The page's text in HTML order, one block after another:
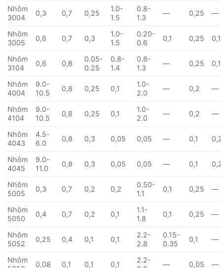
Nhôm
3004
0,3 0,7 0,25
1.0-
1.5
0.8-
1.3
— 0,25 —
Nhôm
3005
0,6 0,7 0,3
1.0-
1.5
0.20-
0.6
0,1 0,25 0,1
Nhôm
3104
0,6 0,8
0.05-
0.25
0.8-
1.4
0.8-
1.3
— 0,25 0,1
Nhôm
4004
9.0-
10.5
0,8 0,25 0,1
1.0-
2.0
— 0,2 —
Nhôm
4104
9.0-
10.5
0,8 0,25 0,1
1.0-
2.0
— 0,2 —
Nhôm
4043
4.5-
6.0
0,8 0,3 0,05 0,05 — 0,1
Nhôm
4045
9.0-
11.0
0,8 0,3 0,05 0,05 — 0,1
Nhôm
5005
0,3 0,7 0,2 0,2
0.50-
1.1
0,1 0,25 —
Nhôm
5050
0,4 0,7 0,2 0,1
1.1-
1.8
0,1 0,25 —
Nhôm
5052
0,25 0,4 0,1 0,1
2.2-
2.8
0.15-
0.35
0,1 —
Nhôm
0,08 0,1 0,1 0,1
2.2-
— 0,05 —